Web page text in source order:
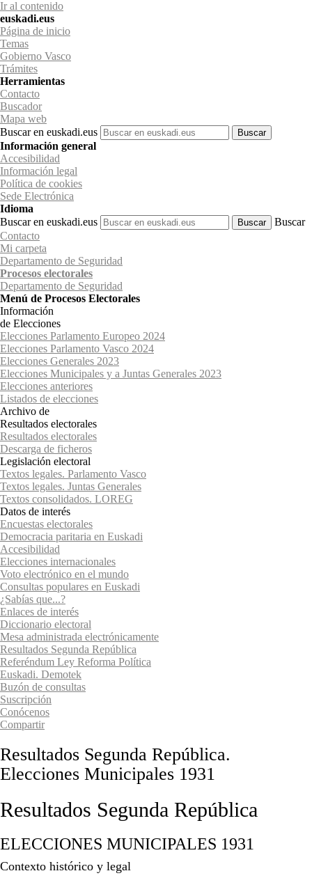
Ir al contenido
euskadi.eus
Página de inicio
Temas
Gobierno Vasco
Trámites
Herramientas
Contacto
Buscador
Mapa web
Buscar en euskadi.eus
Información general
Accesibilidad
Información legal
Política de cookies
Sede Electrónica
Idioma
Buscar en euskadi.eus
Buscar
Contacto
Mi carpeta
Departamento de Seguridad
Procesos electorales
Departamento de Seguridad
Menú de Procesos Electorales
Información
de Elecciones
Elecciones Parlamento Europeo 2024
Elecciones Parlamento Vasco 2024
Elecciones Generales 2023
Elecciones Municipales y a Juntas Generales 2023
Elecciones anteriores
Listados de elecciones
Archivo de
Resultados electorales
Resultados electorales
Descarga de ficheros
Legislación electoral
Textos legales. Parlamento Vasco
Textos legales. Juntas Generales
Textos consolidados. LOREG
Datos de interés
Encuestas electorales
Democracia paritaria en Euskadi
Accesibilidad
Elecciones internacionales
Voto electrónico en el mundo
Consultas populares en Euskadi
¿Sabías que...?
Enlaces de interés
Diccionario electoral
Mesa administrada electrónicamente
Resultados Segunda República
Referéndum Ley Reforma Política
Euskadi. Demotek
Buzón de consultas
Suscripción
Conócenos
Compartir
Resultados Segunda República.
Elecciones Municipales 1931
Resultados Segunda República
ELECCIONES MUNICIPALES 1931
Contexto histórico y legal